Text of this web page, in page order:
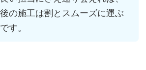
の施工は割とスムーズに運ぶ
す。